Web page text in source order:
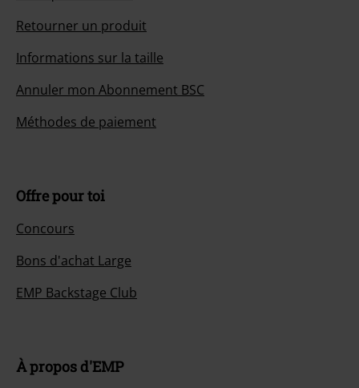
Retourner un produit
Informations sur la taille
Annuler mon Abonnement BSC
Méthodes de paiement
Offre pour toi
Concours
Bons d'achat Large
EMP Backstage Club
À propos d'EMP